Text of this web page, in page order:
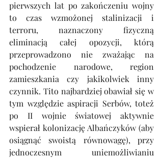
pierwszych lat po zakończeniu wojny
to czas wzmożonej stalinizacji i
terroru, naznaczony fizyczną
eliminacją całej opozycji, którą
przeprowadzono nie zważając na
pochodzenie narodowe, region
zamieszkania czy jakikolwiek inny
czynnik. Tito najbardziej obawiał się w
tym względzie aspiracji Serbów, toteż
po II wojnie światowej aktywnie
wspierał kolonizację Albańczyków (aby
osiągnąć swoistą równowagę), przy
jednoczesnym uniemożliwianiu